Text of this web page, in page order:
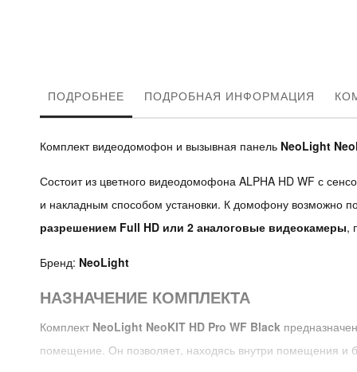
ПОДРОБНЕЕ ПОДРОБНАЯ ИНФОРМАЦИЯ
Комплект видеодомофон и вызывная панель NeoLight
Состоит из цветного видеодомофона ALPHA HD WF с
и накладным способом установки. К домофону возможно
разрешением Full HD или 2 аналоговые видеокамеры,
Бренд: NeoLight
НАЗНАЧЕНИЕ КОМПЛЕКТА
Комплект NeoLight NeoKIT HD Pro WF Black
помещение. Он позволяет, находясь внутри помещения и